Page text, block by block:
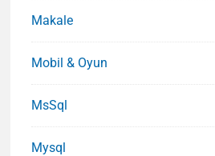
Makale
Mobil & Oyun
MsSql
Mysql